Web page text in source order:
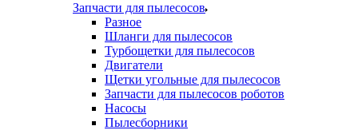
Запчасти для пылесосов
Разное
Шланги для пылесосов
Турбощетки для пылесосов
Двигатели
Щетки угольные для пылесосов
Запчасти для пылесосов роботов
Насосы
Пылесборники